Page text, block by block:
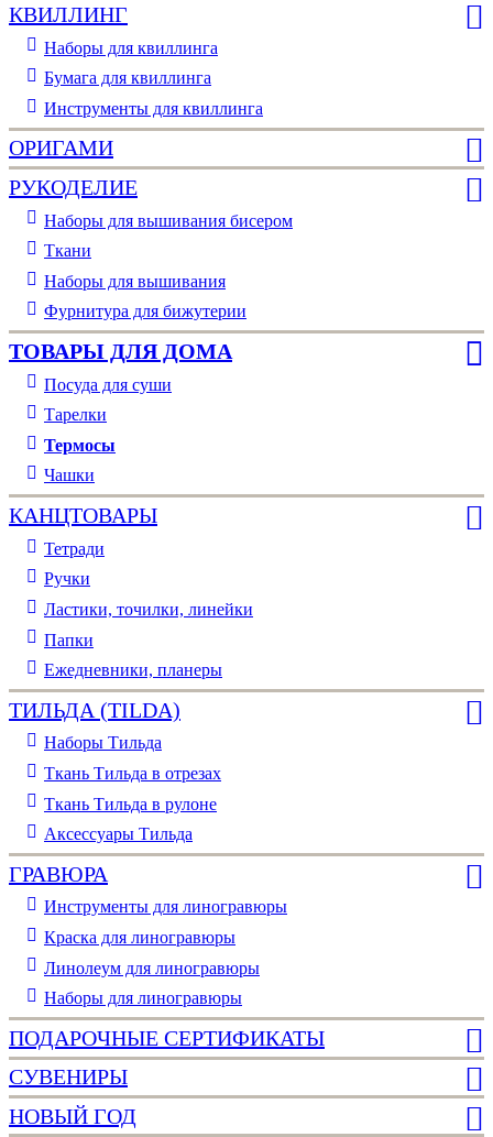
КВИЛЛИНГ
Наборы для квиллинга
Бумага для квиллинга
Инструменты для квиллинга
ОРИГАМИ
РУКОДЕЛИЕ
Наборы для вышивания бисером
Ткани
Наборы для вышивания
Фурнитура для бижутерии
ТОВАРЫ ДЛЯ ДОМА
Посуда для суши
Тарелки
Термосы
Чашки
КАНЦТОВАРЫ
Тетради
Ручки
Ластики, точилки, линейки
Папки
Ежедневники, планеры
ТИЛЬДА (TILDA)
Наборы Тильда
Ткань Тильда в отрезах
Ткань Тильда в рулоне
Аксессуары Тильда
ГРАВЮРА
Инструменты для линогравюры
Краска для линогравюры
Линолеум для линогравюры
Наборы для линогравюры
ПОДАРОЧНЫЕ СЕРТИФИКАТЫ
СУВЕНИРЫ
НОВЫЙ ГОД